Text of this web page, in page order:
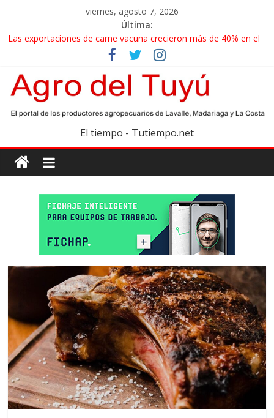
viernes, agosto 7, 2026
Última:
Las exportaciones de carne vacuna crecieron más de 40% en el
La miel, un motor de las economías regionales que enfrenta
nuevos desafíos para exportar
El gobierno bonaerense realizará un censo para actualizar el
mapa de la producción hortiflorícola
Las exportaciones agroindustriales anotaron un récord histórico
en el primer semestre
Maíz: estiman una cosecha récord de 71,5 millones de toneladas
El tiempo - Tutiempo.net